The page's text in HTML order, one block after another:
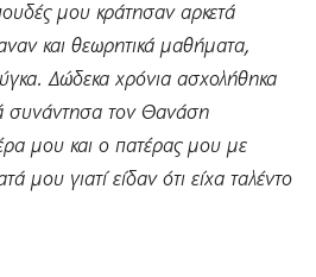
μου κράτησαν αρκετά
και θεωρητικά μαθήματα,
Δώδεκα χρόνια ασχολήθηκα
συνάντησα τον Θανάση
μου και ο πατέρας μου με
μου γιατί είδαν ότι είχα ταλέντο